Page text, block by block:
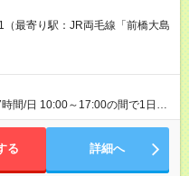
です。
（最寄り駅：JR両毛線「前橋大島
間/日 10:00～17:00の間で1日4
務 ※勤務曜日応相談 ☆未経験・無
る 詳細へ